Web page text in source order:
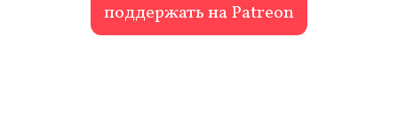
поддержать на Patreon